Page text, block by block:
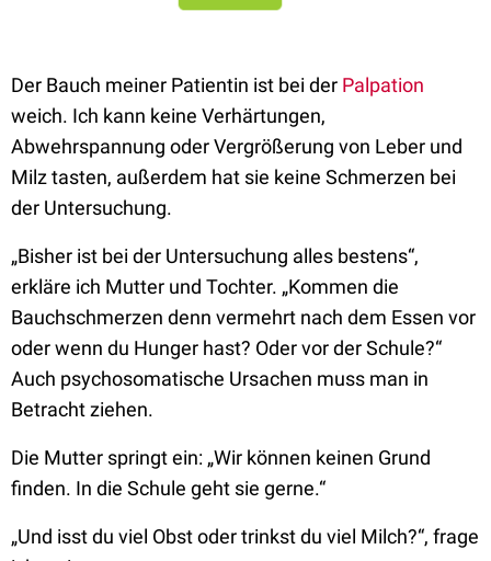
Der Bauch meiner Patientin ist bei der Palpation
weich. Ich kann keine Verhärtungen,
Abwehrspannung oder Vergrößerung von Leber und
Milz tasten, außerdem hat sie keine Schmerzen bei
der Untersuchung.
„Bisher ist bei der Untersuchung alles bestens“,
erkläre ich Mutter und Tochter. „Kommen die
Bauchschmerzen denn vermehrt nach dem Essen vor
oder wenn du Hunger hast? Oder vor der Schule?“
Auch psychosomatische Ursachen muss man in
Betracht ziehen.
Die Mutter springt ein: „Wir können keinen Grund
finden. In die Schule geht sie gerne.“
„Und isst du viel Obst oder trinkst du viel Milch?“, frage